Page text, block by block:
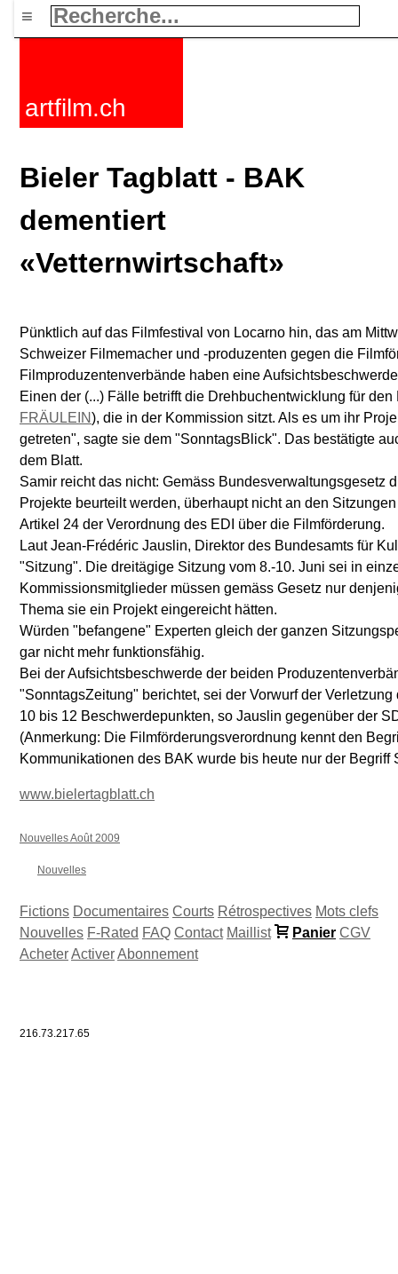
≡
artfilm.ch
Bieler Tagblatt - BAK
dementiert
«Vetternwirtschaft»
Pünktlich auf das Filmfestival von Locarno hin, das am
Schweizer Filmemacher und -produzenten gegen die
Filmproduzenten­verbände haben eine
Einen der (...) Fälle betrifft die Drehbuchentwicklung für
FRÄULEIN), die in der Kommission sitzt. Als es um ihr
getreten", sagte sie dem "SonntagsBlick". Das bestätigte
dem Blatt.
Samir reicht das nicht: Gemäss Bundesverwaltungs­gesetz
Projekte beurteilt werden, überhaupt nicht an den
Artikel 24 der Verordnung des EDI über die Filmförderung.
Laut Jean-Frédéric Jauslin, Direktor des Bundesamts für
"Sitzung". Die dreitägige Sitzung vom 8.-10. Juni sei in
Kommissionsmitglieder müssen gemäss Gesetz nur
Thema sie ein Projekt eingereicht hätten.
Würden "befangene" Experten gleich der ganzen
gar nicht mehr funktionsfähig.
Bei der Aufsichtsbeschwerde der beiden
"SonntagsZeitung" berichtet, sei der Vorwurf der
10 bis 12 Beschwerdepunkten, so Jauslin gegenüber der
(Anmerkung: Die Filmförderungsverordnung kennt den
Kommunikationen des BAK wurde bis heute nur der Begriff
www.bielertagblatt.ch
Nouvelles Août 2009
Nouvelles
Fictions Documentaires Courts Rétrospectives Mots clefs
Nouvelles F-Rated FAQ Contact Maillist Panier CGV
AcheterActiverAbonnement
216.73.217.65